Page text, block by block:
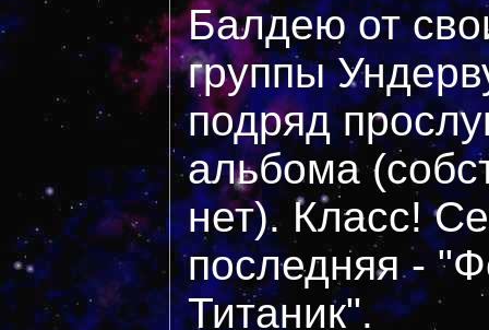
Балдею от
группы
подряд
альбома
нет). Класс!
последняя -
Титаник".